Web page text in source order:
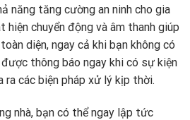
năng tăng cường an ninh cho gia
hiện chuyển động và âm thanh giúp
diện, ngay cả khi bạn không có
thông báo ngay khi có sự kiện
các biện pháp xử lý kịp thời.
nhà, bạn có thể ngay lập tức